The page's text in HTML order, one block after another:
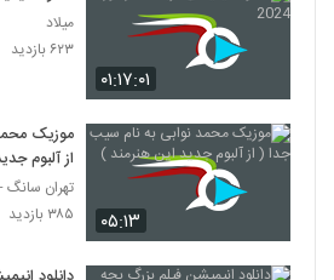
۰۱:۱۷:۰۱
میلاد
۶۲۳ بازدید
۰۵:۱۳
موزیک
از آلبوم
تهران سانگ
۳۸۵ بازدید